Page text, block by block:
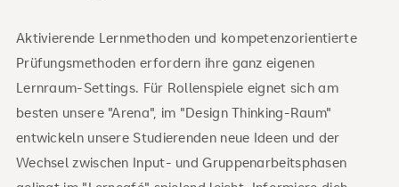
Aktivierende Lernmethoden und kompetenzorientierte
Prüfungsmethoden erfordern ihre ganz eigenen
Lernraum-Settings. Für Rollenspiele eignet sich am
besten unsere "Arena", im "Design Thinking-Raum"
entwickeln unsere Studierenden neue Ideen und der
Wechsel zwischen Input- und Gruppenarbeitsphasen